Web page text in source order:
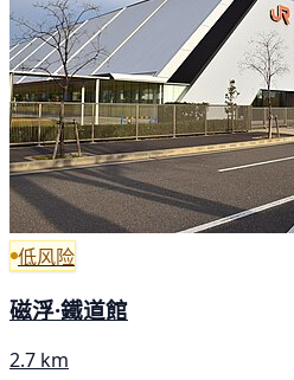
低风险
磁浮·鐵道館
2.7 km